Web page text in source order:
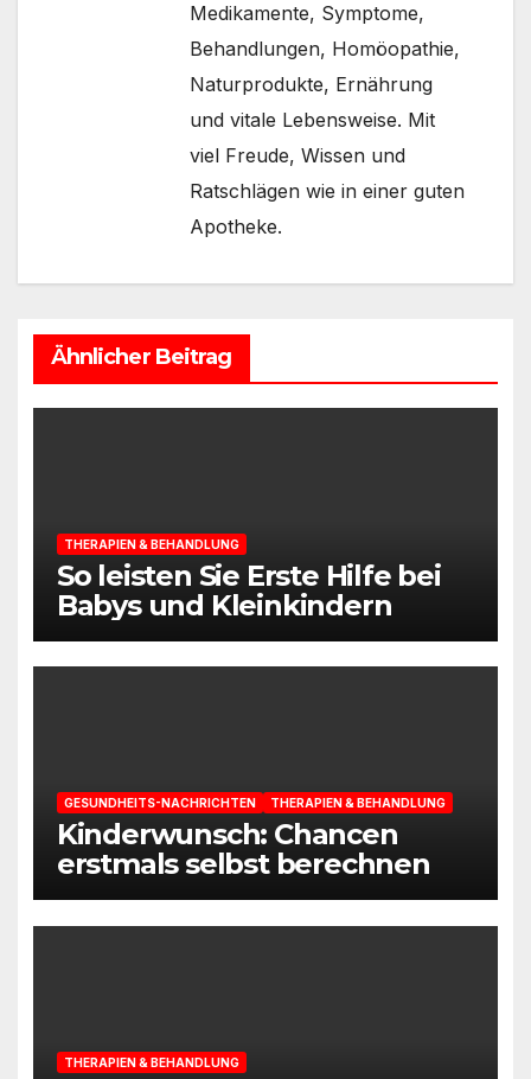
Medikamente, Symptome,
Behandlungen, Homöopathie,
Naturprodukte, Ernährung
und vitale Lebensweise. Mit
viel Freude, Wissen und
Ratschlägen wie in einer guten
Apotheke.
Ähnlicher Beitrag
THERAPIEN & BEHANDLUNG
So leisten Sie Erste Hilfe bei
Babys und Kleinkindern
GESUNDHEITS-NACHRICHTEN THERAPIEN & BEHANDLUNG
Kinderwunsch: Chancen
erstmals selbst berechnen
THERAPIEN & BEHANDLUNG